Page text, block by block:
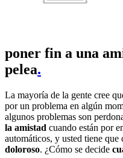
poner fin a una
pelea.
La mayoría de la gente cree
por un problema en algún
algunos problemas son
la amistad cuando están por
automáticos, y usted tiene
doloroso. ¿Cómo se decide